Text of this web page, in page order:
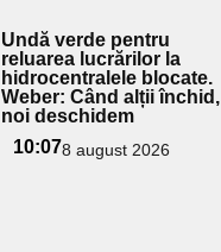
Undă verde pentru
reluarea lucrărilor la
hidrocentralele blocate.
Weber: Când alții închid,
noi deschidem
10:078 august 2026